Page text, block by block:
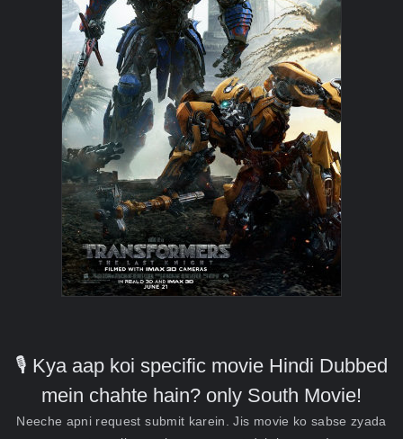
🎙️ Kya aap koi specific movie Hindi Dubbed
mein chahte hain? only South Movie!
Neeche apni request submit karein. Jis movie ko sabse zyada